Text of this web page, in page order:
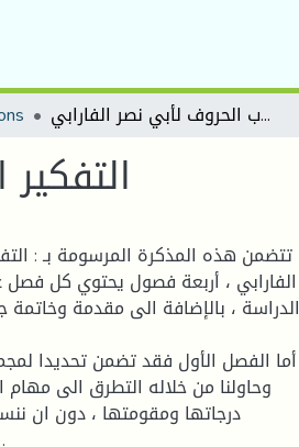
التفكير التداولي في كتاب الحروف لأبي نصر الفارابي
تتضمن هذه المذكرة المرسومة بـ :
الفارابي ، أربعة فصول يحتوي كل
الدراسة ، بالإضافة الى مقدمة وخاتمة
أما الفصل الأول فقد تضمن تحديدا
وحاولنا من خلاله التطرق الى مهام
درجاتها ومقومتها ، دون ان